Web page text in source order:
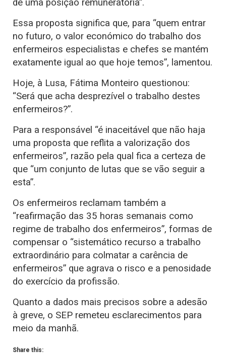
de uma posição remuneratória”.
Essa proposta significa que, para “quem entrar
no futuro, o valor económico do trabalho dos
enfermeiros especialistas e chefes se mantém
exatamente igual ao que hoje temos”, lamentou.
Hoje, à Lusa, Fátima Monteiro questionou:
“Será que acha desprezível o trabalho destes
enfermeiros?”.
Para a responsável “é inaceitável que não haja
uma proposta que reflita a valorização dos
enfermeiros”, razão pela qual fica a certeza de
que “um conjunto de lutas que se vão seguir a
esta”.
Os enfermeiros reclamam também a
“reafirmação das 35 horas semanais como
regime de trabalho dos enfermeiros”, formas de
compensar o “sistemático recurso a trabalho
extraordinário para colmatar a carência de
enfermeiros” que agrava o risco e a penosidade
do exercício da profissão.
Quanto a dados mais precisos sobre a adesão
à greve, o SEP remeteu esclarecimentos para
meio da manhã.
Share this: